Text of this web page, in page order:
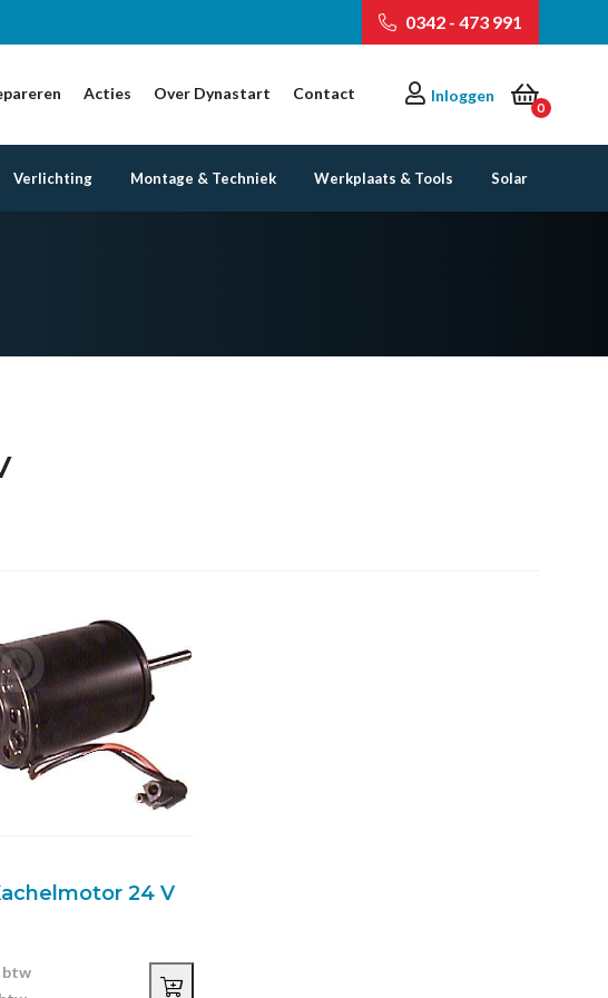
0342 - 473 991
Acties Over Dynastart Contact
0
Inloggen
Verlichting Montage & Techniek Werkplaats & Tools Solar
24 V
btw